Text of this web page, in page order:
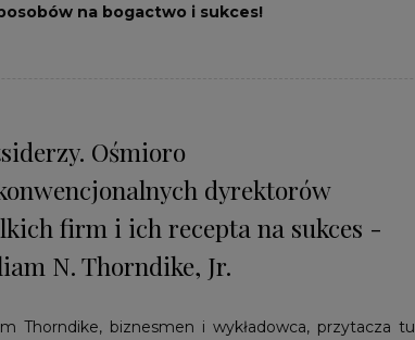
na bogactwo i sukces!
Ośmioro
dyrektorów
firm i ich recepta na sukces -
N. Thorndike, Jr.
Thorndike, biznesmen i wykładowca, przytacza tu